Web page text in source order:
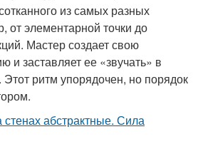
из самых разных
от элементарной точки до
Мастер создает свою
и заставляет ее «звучать» в
ритм упорядочен, но порядок